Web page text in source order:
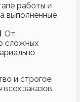
работы и
выполненные
От
сложных
и строгое
заказов.